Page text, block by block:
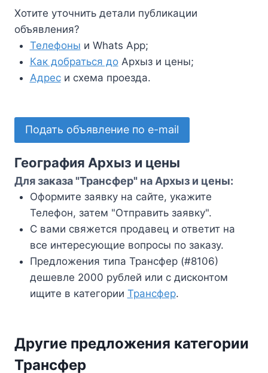
Хотите уточнить детали публикации
объявления?
Телефоны и Whats App;
Как добраться доАрхыз и цены;
Адреси схема проезда.
Подать объявление по e-mail
География Архыз и цены
Для заказа "Трансфер" на Архыз и цены:
Оформите заявку на сайте, укажите
Телефон, затем "Отправить заявку".
С вами свяжется продавец и ответит на
все интересующие вопросы по заказу.
Предложения типа Трансфер (#8106)
дешевле 2000 рублей или с дисконтом
ищите в категории Трансфер.
Другие предложения категории
Трансфер